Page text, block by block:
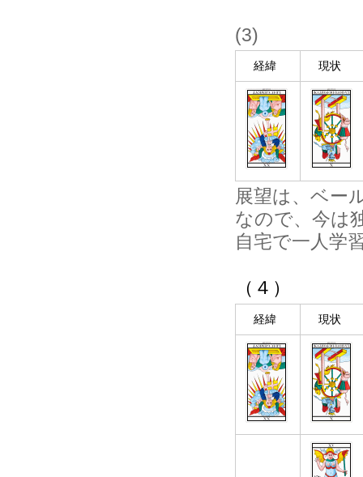
(3)
経緯 現状
展望は、ベー
なので、今は
自宅で一人学
（４）
経緯 現状